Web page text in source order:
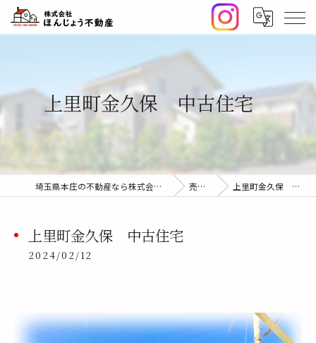
上里町金久保 中古住宅
埼玉県本庄の不動産なら株式会社ほんじょう不動産 売却事例 上里町金久保 中古住宅
上里町金久保 中古住宅
2024/02/12